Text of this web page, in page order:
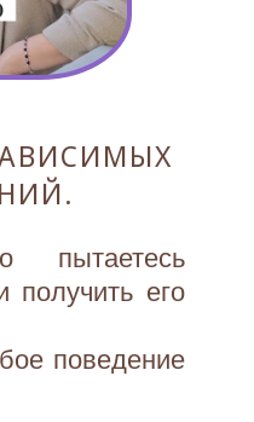
получить его
поведение